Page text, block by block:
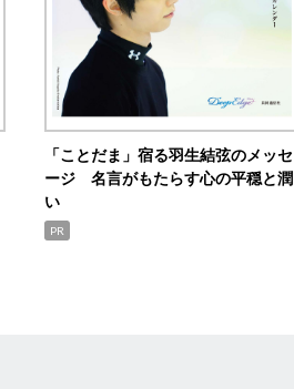
「ことだま」宿る羽生結弦のメッセ
ージ 名言がもたらす心の平穏と潤
い
PR